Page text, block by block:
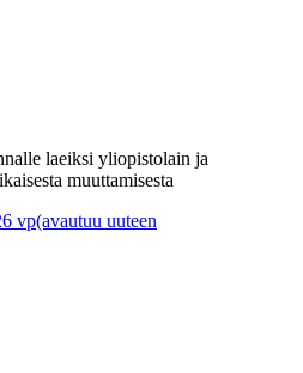
laeiksi yliopistolain ja
muuttamisesta
vp(avautuu uuteen